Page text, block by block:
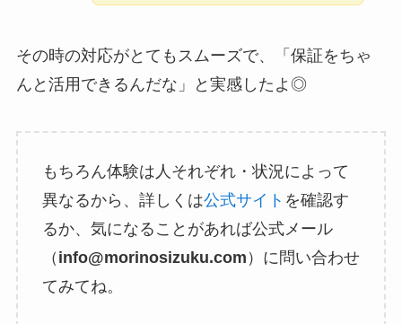
その時の対応がとてもスムーズで、「保証をちゃ
んと活用できるんだな」と実感したよ◎
もちろん体験は人それぞれ・状況によって
異なるから、詳しくは公式サイト を確認す
るか、気になることがあれば公式メール
（ info@morinosizuku.com ）に問い合わせ
てみてね。